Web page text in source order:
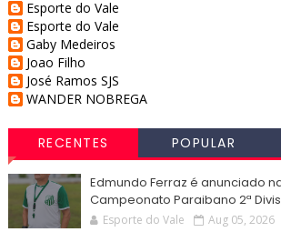
Esporte do Vale
Esporte do Vale
Gaby Medeiros
Joao Filho
José Ramos SJS
WANDER NOBREGA
RECENTES POPULAR
Edmundo Ferraz é anunciado
Campeonato Paraibano 2ª
Esporte do Vale Aug 05, 2026